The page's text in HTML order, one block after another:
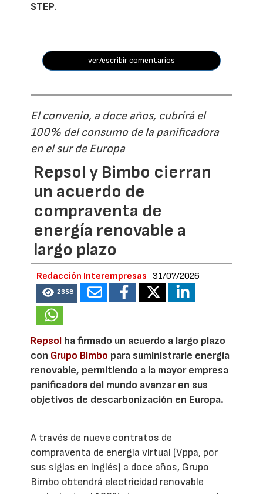
STEP.
ver/escribir comentarios
El convenio, a doce años, cubrirá el
100% del consumo de la panificadora
en el sur de Europa
Repsol y Bimbo cierran
un acuerdo de
compraventa de
energía renovable a
largo plazo
Redacción Interempresas 31/07/2026
2358
Repsol ha firmado un acuerdo a largo plazo
con Grupo Bimbo para suministrarle energía
renovable, permitiendo a la mayor empresa
panificadora del mundo avanzar en sus
objetivos de descarbonización en Europa.
A través de nueve contratos de
compraventa de energía virtual (Vppa, por
sus siglas en inglés) a doce años, Grupo
Bimbo obtendrá electricidad renovable